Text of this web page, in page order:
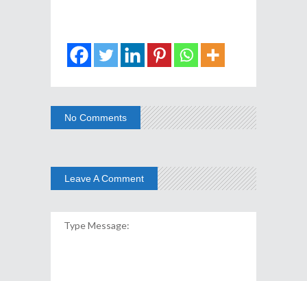
No Comments
Leave A Comment